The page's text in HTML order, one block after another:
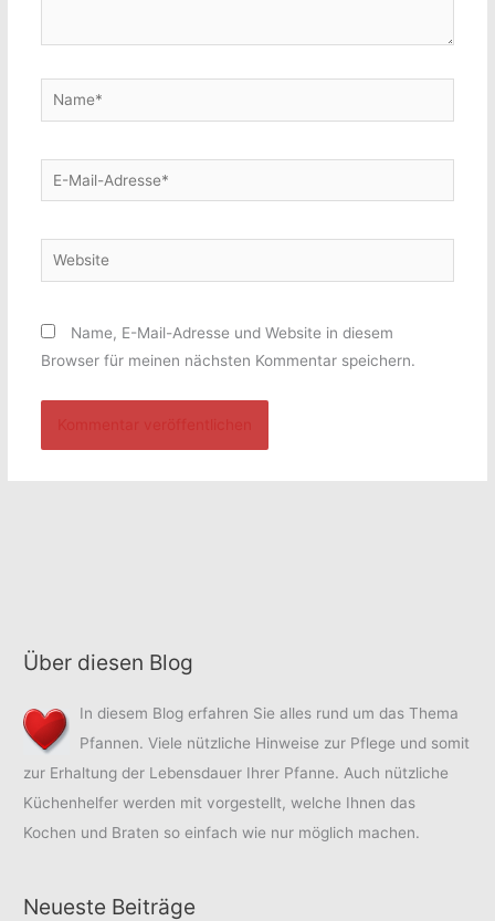
Name*
E-
Mail-
Website
Name, E-Mail-Adresse und Website in diesem
Browser für meinen nächsten Kommentar speichern.
Über diesen Blog
In diesem Blog erfahren Sie alles rund um das Thema
Pfannen. Viele nützliche Hinweise zur Pflege und somit
zur Erhaltung der Lebensdauer Ihrer Pfanne. Auch nützliche
Küchenhelfer werden mit vorgestellt, welche Ihnen das
Kochen und Braten so einfach wie nur möglich machen.
Neueste Beiträge